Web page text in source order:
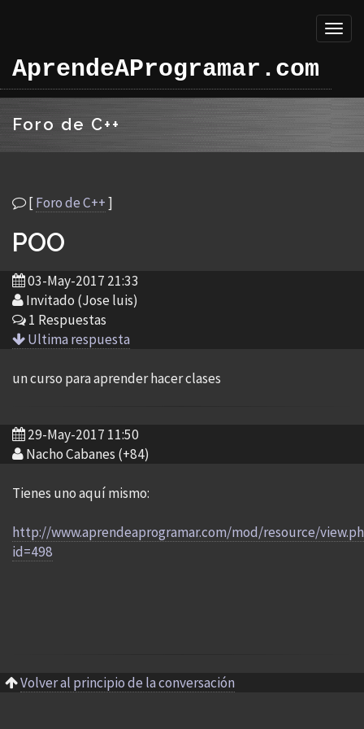
AprendeAProgramar.com
Foro de C++
[Foro de C++]
POO
03-May-2017 21:33
Invitado (Jose luis)
1 Respuestas
Ultima respuesta
un curso para aprender hacer clases
29-May-2017 11:50
Nacho Cabanes (+84)
Tienes uno aquí mismo:
http://www.aprendeaprogramar.com/mod/resource/
id=498
Volver al principio de la conversación